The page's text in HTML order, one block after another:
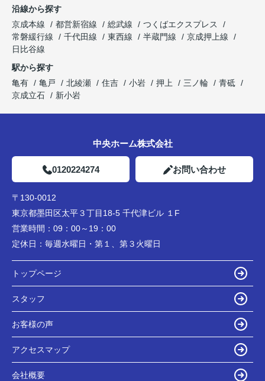
沿線から探す
京成本線
都営新宿線 総武線
つくばエクスプレス
常磐緩行線
千代田線 東西線 半蔵門線
京成押上線
日比谷線
駅から探す
亀有
亀戸 北綾瀬 住吉 小岩 押上 三ノ輪
青砥
京成立石
新小岩
中央ホーム株式会社
0120224274 お問い合わせ
〒130-0012
東京都墨田区太平３丁目18-5 千代津ビル １F
営業時間： 09：00～19：00
定休日： 毎週水曜日・第１、第３火曜日
トップページ
スタッフ
お客様の声
アクセスマップ
会社概要